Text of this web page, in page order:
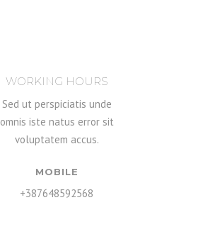
WORKING HOURS
Sed ut perspiciatis unde
omnis iste natus error sit
voluptatem accus.
MOBILE
+387648592568